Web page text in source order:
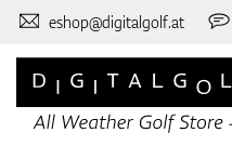
eshop@digitalgolf.at